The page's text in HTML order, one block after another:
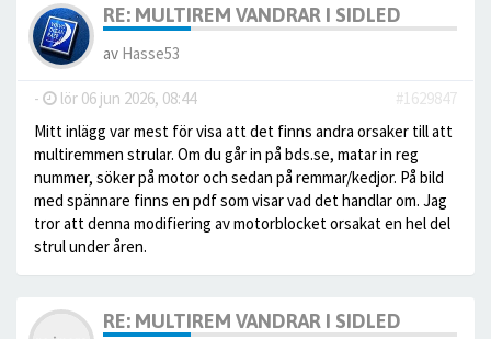
RE: MULTIREM VANDRAR I SIDLED
av Hasse53
- lör 06 jun 2026, 08:44
#1629847
Mitt inlägg var mest för visa att det finns andra orsaker till att
multiremmen strular. Om du går in på bds.se, matar in reg
nummer, söker på motor och sedan på remmar/kedjor. På bild
med spännare finns en pdf som visar vad det handlar om. Jag
tror att denna modifiering av motorblocket orsakat en hel del
strul under åren.
RE: MULTIREM VANDRAR I SIDLED